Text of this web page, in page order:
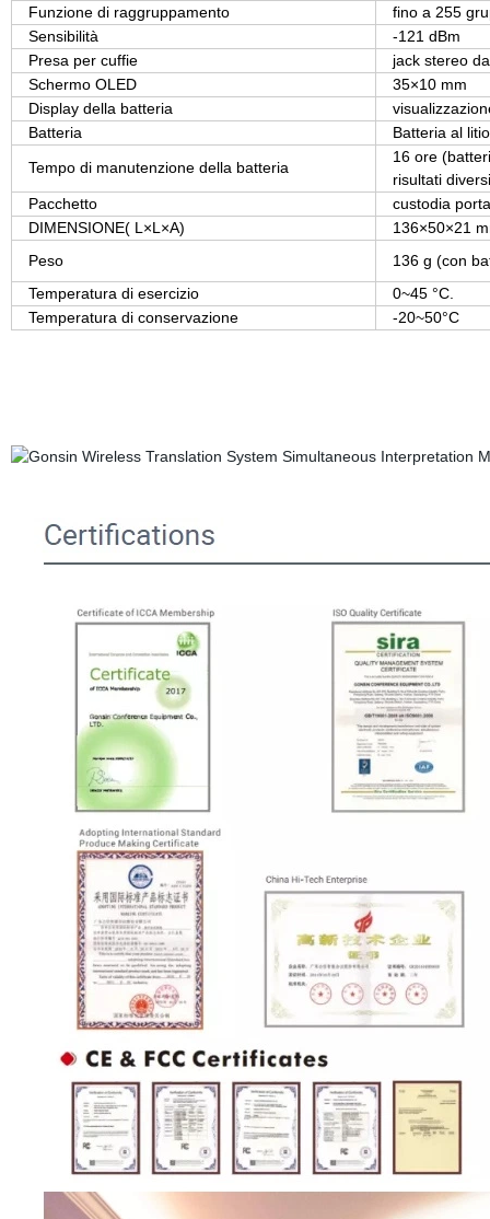
Funzione di raggruppamento
fino a 255
Sensibilità
-121 dBm
Presa per cuffie
jack stereo
Schermo OLED
35×10 mm
Display della batteria
Batteria
Batteria al
Tempo di manutenzione della batteria
16 ore
risultati
Pacchetto
custodia
DIMENSIONE( L×L×A)
136×50×21
Peso
136 g (con
Temperatura di esercizio
0~45 °C.
Temperatura di conservazione
-20~50°C